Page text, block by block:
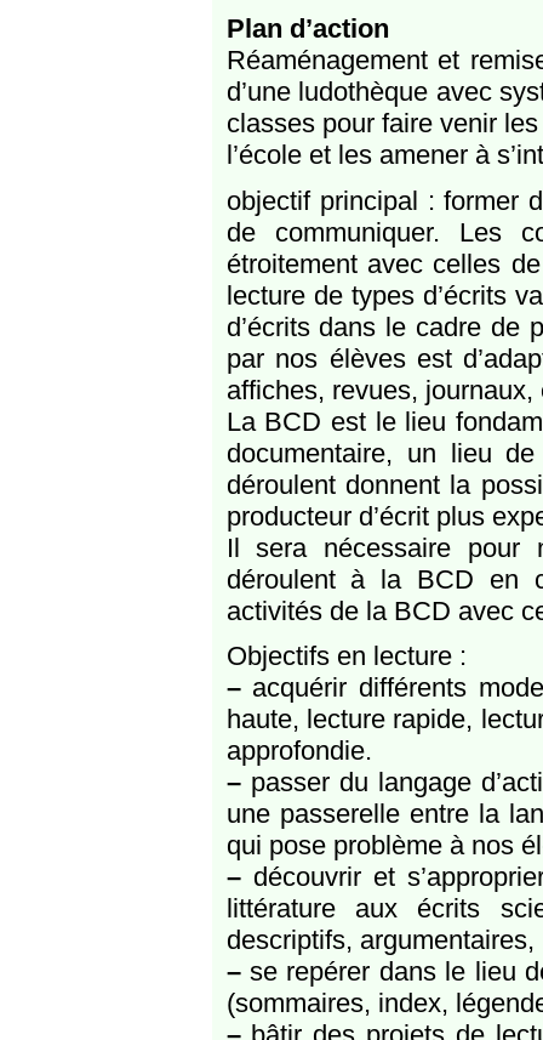
Plan d’action
Réaménagement et
d’une ludothèque avec
classes pour faire venir
l’école et les amener à
objectif principal : former
de communiquer. Les
étroitement avec celles
lecture de types d’écrits
d’écrits dans le cadre de
par nos élèves est
affiches, revues, journaux,
La BCD est le lieu
documentaire, un lieu
déroulent donnent la
producteur d’écrit plus
Il sera nécessaire pour
déroulent à la BCD en
activités de la BCD avec
Objectifs en lecture :
–acquérir différents
haute, lecture rapide,
approfondie.
–passer du langage
une passerelle entre la
qui pose problème à nos
–découvrir et
littérature aux écrits
descriptifs,
–se repérer dans le lieu
(sommaires, index,